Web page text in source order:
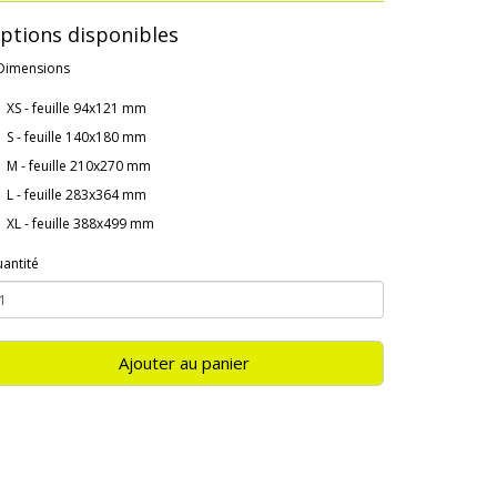
disponibles
XS - feuille 94x121 mm
S - feuille 140x180 mm
M - feuille 210x270 mm
L - feuille 283x364 mm
XL - feuille 388x499 mm
Ajouter au panier